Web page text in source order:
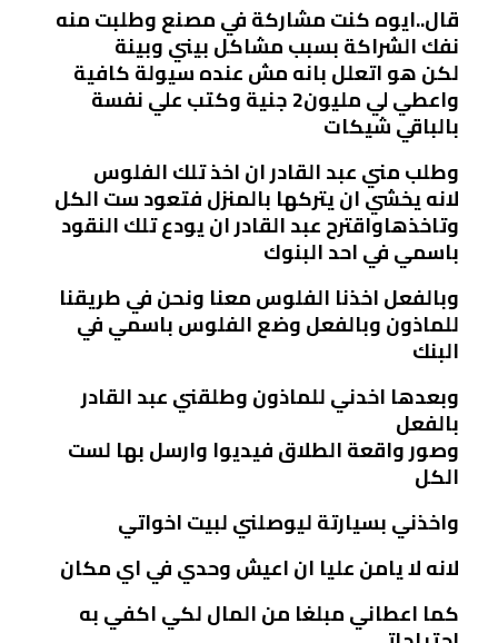
قال..ايوه كنت مشاركة في مصنع وطلبت منه
نفك الشراكة بسبب مشاكل بيني وبينة
لكن هو اتعلل بانه مش عنده سيولة كافية
واعطي لي مليون2 جنية وكتب علي نفسة
بالباقي شيكات
وطلب مني عبد القادر ان اخذ تلك الفلوس
لانه يخشي ان يتركها بالمنزل فتعود ست الكل
وتاخذهاواقترح عبد القادر ان يودع تلك النقود
باسمي في احد البنوك
وبالفعل اخذنا الفلوس معنا ونحن في طريقنا
للماذون وبالفعل وضع الفلوس باسمي في
البنك
وبعدها اخدني للماذون وطلقني عبد القادر
بالفعل
وصور واقعة الطلاق فيديوا وارسل بها لست
الكل
واخذني بسيارتة ليوصلني لبيت اخواتي
لانه لا يامن عليا ان اعيش وحدي في اي مكان
كما اعطاني مبلغا من المال لكي اكفي به